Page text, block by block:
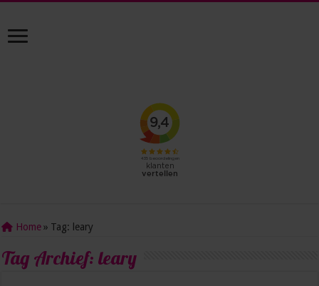
Home » Tag: leary
Tag Archief:leary